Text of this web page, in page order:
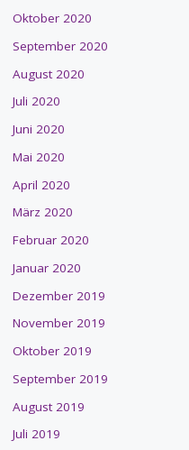
Oktober 2020
September 2020
August 2020
Juli 2020
Juni 2020
Mai 2020
April 2020
März 2020
Februar 2020
Januar 2020
Dezember 2019
November 2019
Oktober 2019
September 2019
August 2019
Juli 2019